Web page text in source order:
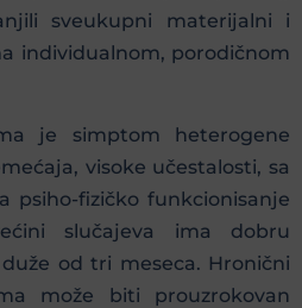
sveukupni materijalni i
individualnom, porodičnom
je simptom heterogene
visoke učestalosti, sa
psiho-fizičko funkcionisanje
slučajeva ima dobru
od tri meseca. Hronični
može biti prouzrokovan